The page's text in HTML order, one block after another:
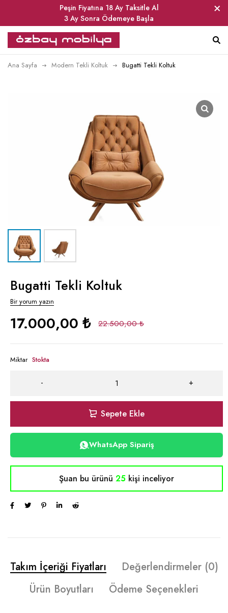
Peşin Fiyatına 18 Ay Taksitle Al
3 Ay Sonra Ödemeye Başla
Ana Sayfa Modern Tekli Koltuk Bugatti Tekli Koltuk
Bugatti Tekli Koltuk
Bir yorum yazın
22.500,00₺
17.000,00 ₺
Miktar Stokta
Sepete Ekle
WhatsApp Sipariş
Şuan bu ürünü 25 kişi inceliyor
Takım İçeriği Fiyatları
Değerlendirmeler (0)
Ürün Boyutları
Ödeme Seçenekleri